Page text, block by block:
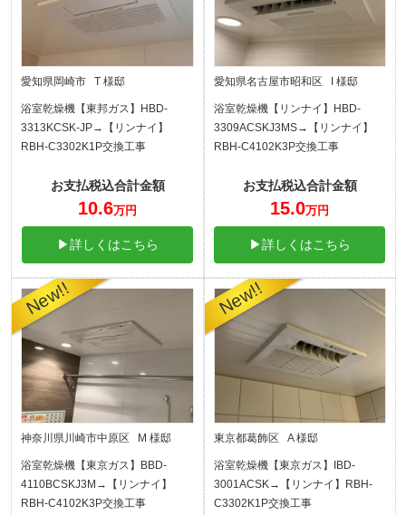
愛知県岡崎市 T 様邸
浴室乾燥機【東邦ガス】HBD-
3313KCSK-JP→【リンナイ】
RBH-C3302K1P交換工事
お支払税込合計金額
10.6万円
▶詳しくはこちら
愛知県名古屋市昭和区 I 様邸
浴室乾燥機【リンナイ】HBD-
3309ACSKJ3MS→【リンナイ】
RBH-C4102K3P交換工事
お支払税込合計金額
15.0万円
▶詳しくはこちら
神奈川県川崎市中原区 M 様邸
浴室乾燥機【東京ガス】BBD-
4110BCSKJ3M→【リンナイ】
RBH-C4102K3P交換工事
東京都葛飾区 A 様邸
浴室乾燥機【東京ガス】IBD-
3001ACSK→【リンナイ】RBH-
C3302K1P交換工事